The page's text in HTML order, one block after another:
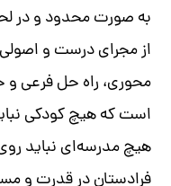
به صورت محدود و در
از مجرای درست و
محوری، راه حل فرعی
است که هیچ کودکی
هیچ مدرسه‌ای نباید
فرادستان در قدرت و